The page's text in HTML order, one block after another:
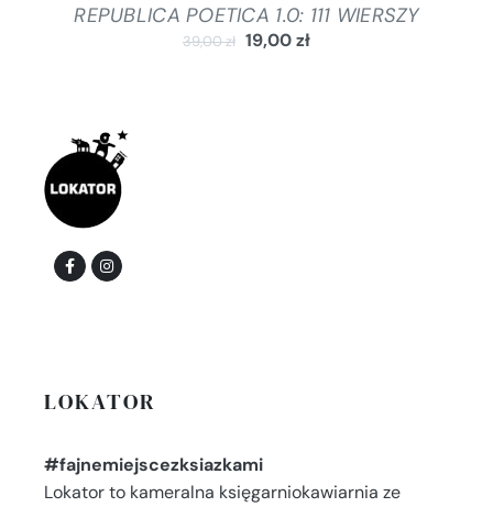
REPUBLICA POETICA 1.0: 111 WIERSZY
39,00zł 19,00zł
LOKATOR
#fajnemiejscezksiazkami
Lokator to kameralna księgarniokawiarnia ze